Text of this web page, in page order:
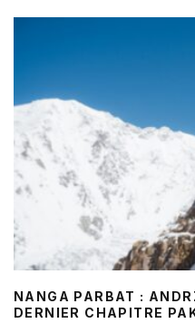
NANGA PARBAT :
DERNIER CHAPITRE